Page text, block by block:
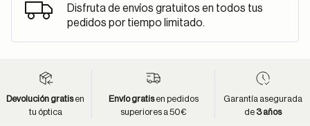
Disfruta de envíos gratuitos en todos tus
pedidos por tiempo limitado.
Devolución gratisen
tu óptica
Envío gratisen pedidos
superiores a 50€
Garantía asegurada
de 3 años